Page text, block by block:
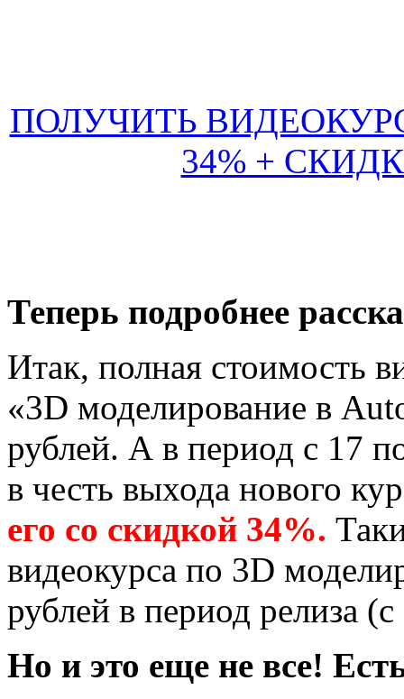
ПОЛУЧИТЬ
34% +
Теперь подробнее
Итак, полная стоимость
«3D моделирование в
рублей. А в период с 17
в честь выхода нового
его со скидкой 34%.
видеокурса по 3D
рублей в период релиза
Но и это еще не все!